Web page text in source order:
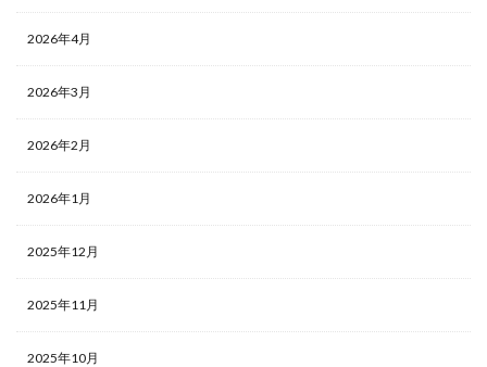
2026年4月
2026年3月
2026年2月
2026年1月
2025年12月
2025年11月
2025年10月